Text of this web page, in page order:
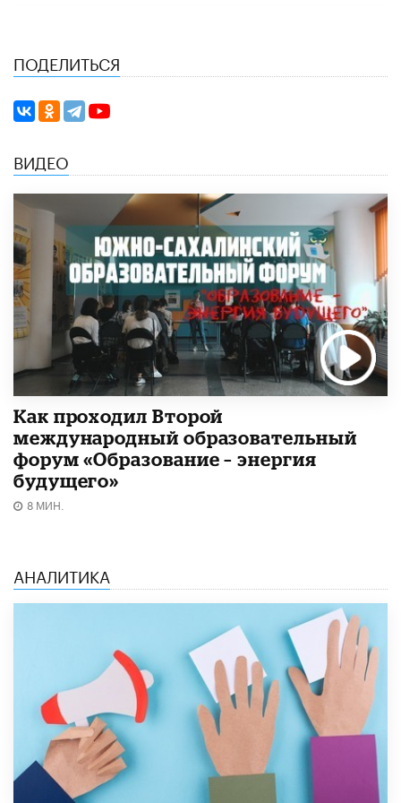
ПОДЕЛИТЬСЯ
ВИДЕО
Как проходил Второй
международный образовательный
форум «Образование – энергия
будущего»​
8 МИН.
АНАЛИТИКА